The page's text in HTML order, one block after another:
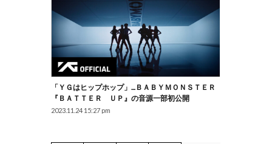
「ＹＧはヒップホップ」…ＢＡＢＹＭＯＮＳＴＥＲ
『ＢＡＴＴＥＲ ＵＰ』の音源一部初公開
2023.11.24 15:27 pm